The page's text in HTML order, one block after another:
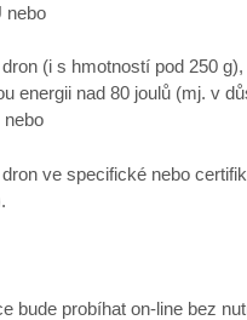
nebo
(i s hmotností pod 250
energii nad 80 joulů (mj. v
nebo
ve specifické nebo
bude probíhat on-line bez